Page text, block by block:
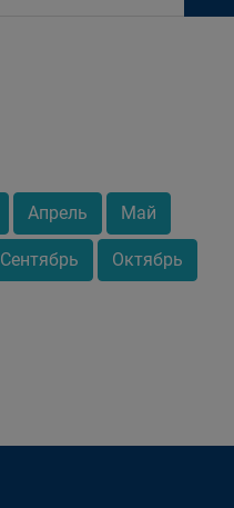
Апрель Май
Сентябрь Октябрь